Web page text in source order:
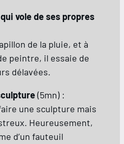
vole de ses propres
de la pluie, et à
peintre, il essaie de
délavées.
(5mn) :
une sculpture mais
Heureusement,
d’un fauteuil